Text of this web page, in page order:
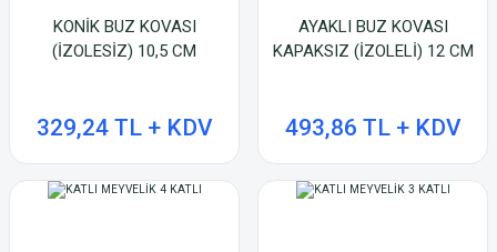
KONİK BUZ KOVASI
(İZOLESİZ) 10,5 CM
329,24 TL + KDV
AYAKLI BUZ KOVASI
KAPAKSIZ (İZOLELİ) 12 CM
493,86 TL + KDV